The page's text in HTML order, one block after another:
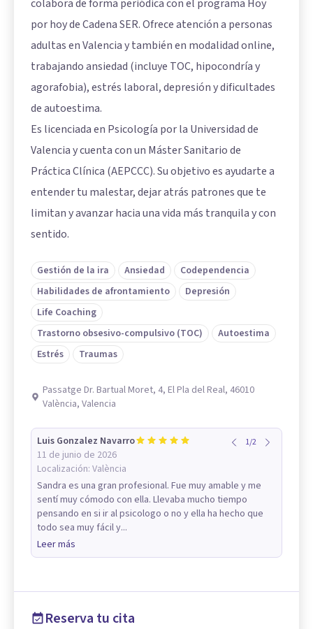
colabora de forma periódica con el programa Hoy
por hoy de Cadena SER. Ofrece atención a personas
adultas en Valencia y también en modalidad online,
trabajando ansiedad (incluye TOC, hipocondría y
agorafobia), estrés laboral, depresión y dificultades
de autoestima.
Es licenciada en Psicología por la Universidad de
Valencia y cuenta con un Máster Sanitario de
Práctica Clínica (AEPCCC). Su objetivo es ayudarte a
entender tu malestar, dejar atrás patrones que te
limitan y avanzar hacia una vida más tranquila y con
sentido.
Gestión de la ira Ansiedad
Codependencia
Habilidades de afrontamiento
Depresión
Life Coaching
Trastorno obsesivo-compulsivo (TOC)
Autoestima
Estrés
Traumas
Passatge Dr. Bartual Moret, 4, El Pla del Real, 46010
València, Valencia
Luis Gonzalez Navarro
11 de junio de 2026
Localización: València
1/2
Sandra es una gran profesional. Fue muy amable y me
sentí muy cómodo con ella. Llevaba mucho tiempo
pensando en si ir al psicologo o no y ella ha hecho que
todo sea muy fácil y...
Leer más
Reserva tu cita